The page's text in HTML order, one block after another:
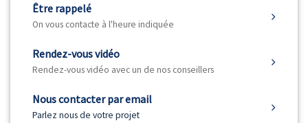
Être rappelé
On vous contacte à l'heure indiquée
Rendez-vous vidéo
Rendez-vous vidéo avec un de nos conseillers
Nous contacter par email
Parlez nous de votre projet